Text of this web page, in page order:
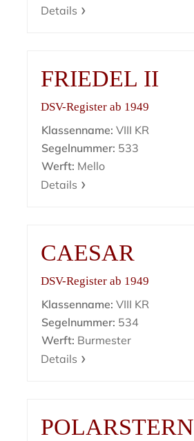
Details
FRIEDEL II
DSV-Register ab 1949
Klassenname: VIII KR
Segelnummer: 533
Werft: Mello
Details
CAESAR
DSV-Register ab 1949
Klassenname: VIII KR
Segelnummer: 534
Werft: Burmester
Details
POLARSTERN